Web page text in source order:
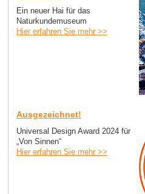
Ein neuer Hai für das
Naturkundemuseum
Hier erfahren Sie mehr >>
Ausgezeichnet!
Universal Design Award 2024 für
„Von Sinnen“
Hier erfahren Sie mehr >>